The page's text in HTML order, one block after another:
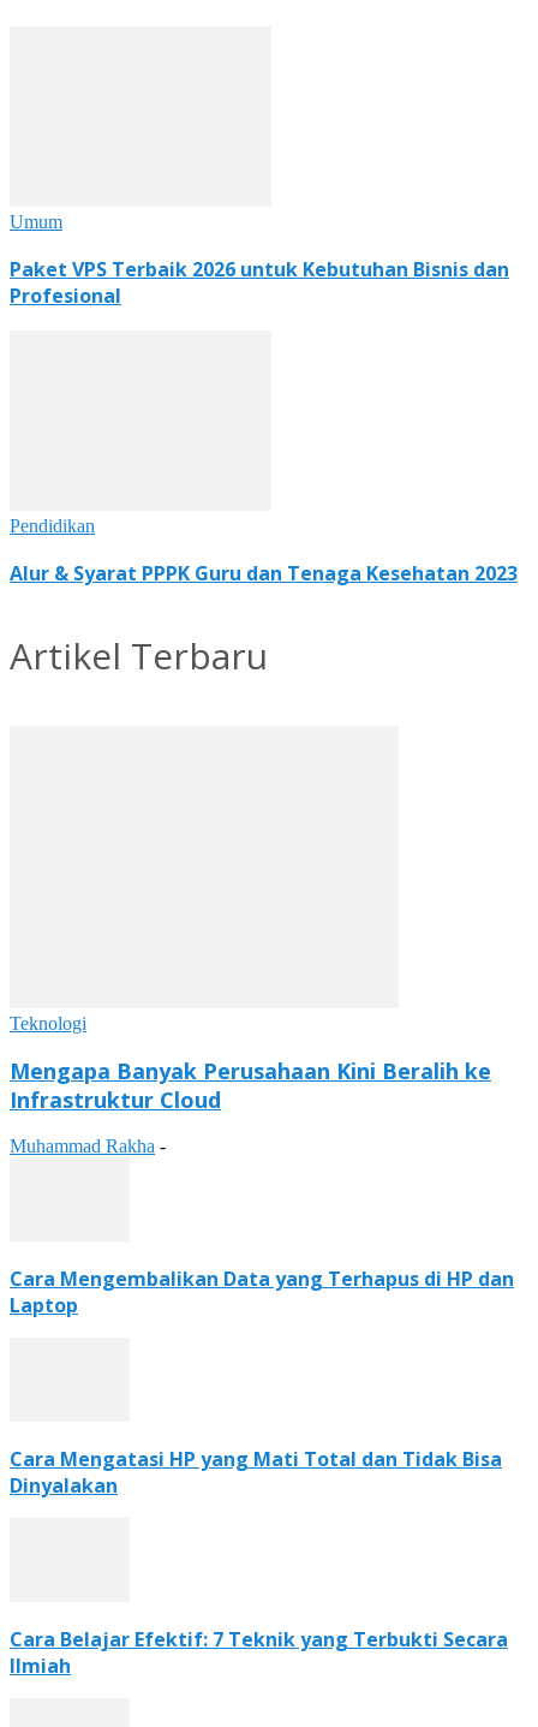
Umum
Paket VPS Terbaik 2026 untuk Kebutuhan Bisnis dan
Profesional
Pendidikan
Alur & Syarat PPPK Guru dan Tenaga Kesehatan 2023
Artikel Terbaru
Teknologi
Mengapa Banyak Perusahaan Kini Beralih ke
Infrastruktur Cloud
Muhammad Rakha -
Cara Mengembalikan Data yang Terhapus di HP dan
Laptop
Cara Mengatasi HP yang Mati Total dan Tidak Bisa
Dinyalakan
Cara Belajar Efektif: 7 Teknik yang Terbukti Secara
Ilmiah